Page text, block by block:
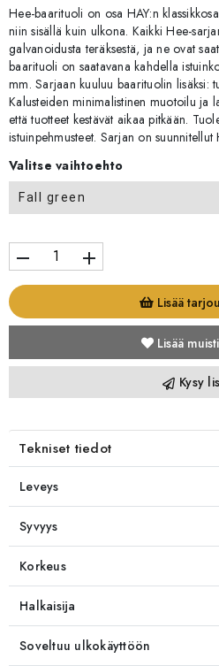
Hee-baarituoli on osa HAY:n
niin sisällä kuin ulkona. Kaikki Hee-
galvanoidusta teräksestä, ja ne ovat
baarituoli on saatavana kahdella
mm. Sarjaan kuuluu baarituolin lisäksi:
Kalusteiden minimalistinen muotoilu ja
että tuotteet kestävät aikaa pitkään.
istuinpehmusteet. Sarjan on
Valitse vaihtoehto
Fall green
remove add
Lisää
Lisää
Kysy
Tekniset tiedot
Leveys
Syvyys
Korkeus
Halkaisija
Soveltuu ulkokäyttöön